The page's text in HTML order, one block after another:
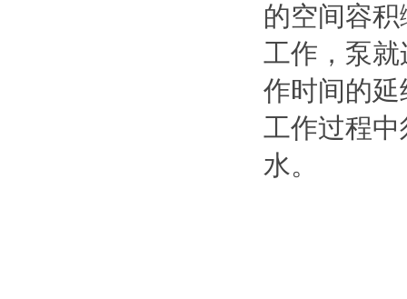
的空间容
工作，泵
作时间的
工作过程
水。